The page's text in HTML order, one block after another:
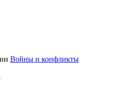
Войны и конфликты